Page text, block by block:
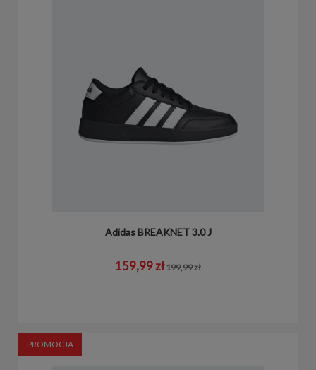
Adidas BREAKNET 3.0 J
159,99 zł199,99 zł
PROMOCJA